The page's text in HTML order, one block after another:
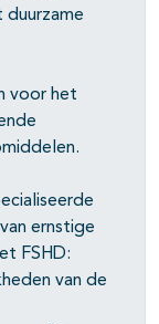
voor het
ernstige
FSHD:
van de